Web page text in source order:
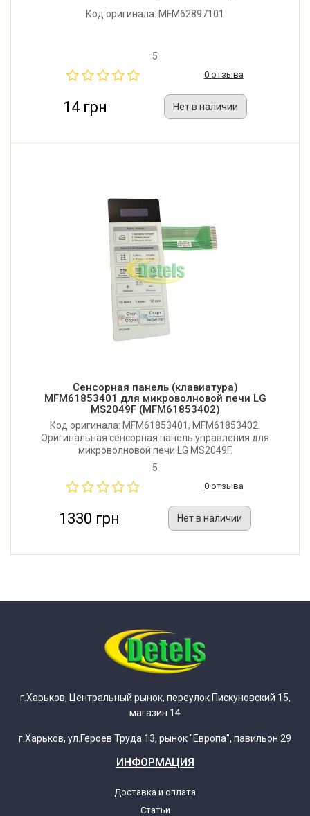
Код оригинала: MFM62897101
5
0 отзыва
14 грн Нет в наличии
Сенсорная панель (клавиатура)
MFM61853401 для микроволновой печи LG
MS2049F (MFM61853402)
Код оригинала: MFM61853401, MFM61853402.
Оригинальная сенсорная панель управления для
микроволновой печи LG MS2049F.
5
0 отзыва
1330 грн Нет в наличии
г.Харьков, Центральный рынок, переулок Пискуновский 15,
магазин 14
г.Харьков, ул.Героев Труда 13, рынок "Европа", павильон 29
ИНФОРМАЦИЯ
Доставка и оплата
Статьи